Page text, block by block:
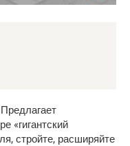
Предлагает
«гигантский
стройте, расширяйте